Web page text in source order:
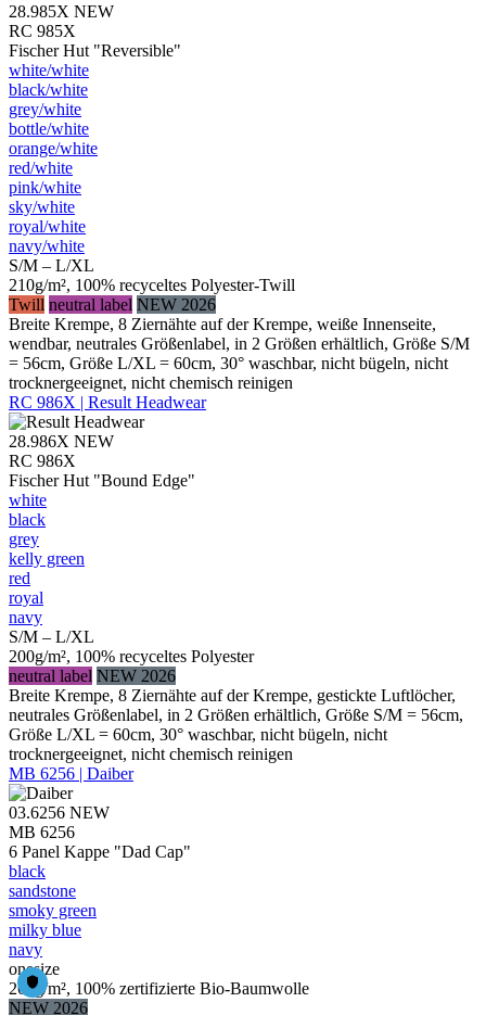
28.985X NEW
RC 985X
Fischer Hut "Reversible"
white/​white
black/​white
grey/​white
bottle/​white
orange/​white
red/​white
pink/​white
sky/​white
royal/​white
navy/​white
S/M – L/XL
210g/m², 100% recyceltes Polyester-Twill
Twill neutral label NEW 2026
Breite Krempe, 8 Ziernähte auf der Krempe, weiße Innenseite,
wendbar, neutrales Größenlabel, in 2 Größen erhältlich, Größe S/M
= 56cm, Größe L/XL = 60cm, 30° waschbar, nicht bügeln, nicht
trocknergeeignet, nicht chemisch reinigen
RC 986X | Result Headwear
28.986X NEW
RC 986X
Fischer Hut "Bound Edge"
white
black
grey
kelly green
red
royal
navy
S/M – L/XL
200g/m², 100% recyceltes Polyester
neutral label NEW 2026
Breite Krempe, 8 Ziernähte auf der Krempe, gestickte Luftlöcher,
neutrales Größenlabel, in 2 Größen erhältlich, Größe S/M = 56cm,
Größe L/XL = 60cm, 30° waschbar, nicht bügeln, nicht
trocknergeeignet, nicht chemisch reinigen
MB 6256 | Daiber
03.6256 NEW
MB 6256
6 Panel Kappe "Dad Cap"
black
sandstone
smoky green
milky blue
navy
onesize
260g/m², 100% zertifizierte Bio-Baumwolle
NEW 2026